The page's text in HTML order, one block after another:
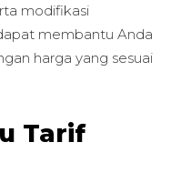
modifikasi
membantu Anda
harga yang sesuai
Tarif